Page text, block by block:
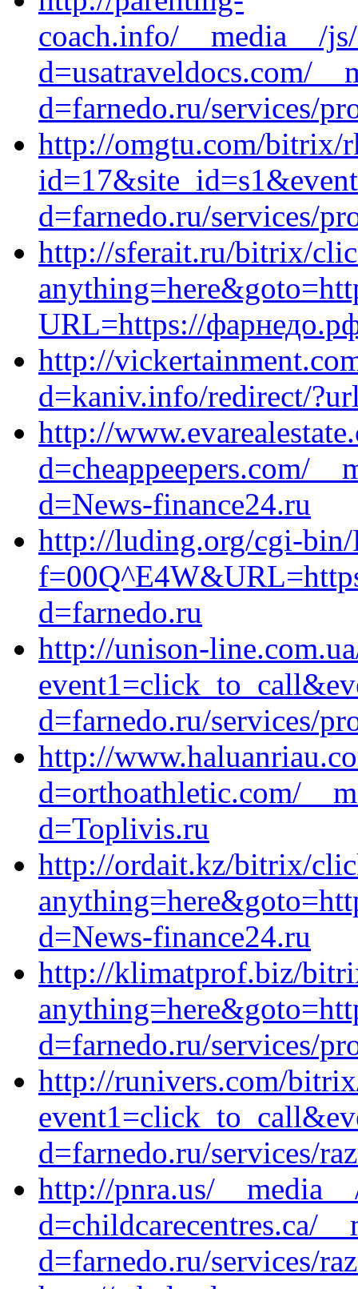
coach.info/__media__/
d=usatraveldocs.com/
d=farnedo.ru/services/
http://omgtu.com/bitrix/
d=farnedo.ru/services/
http://sferait.ru/bitrix/
URL=https://
http://
d=kaniv.info/redirect/
http://
d=cheappeepers.com/
d=News-finance24.ru
http://luding.org/cgi-bin/
d=farnedo.ru
http://unison-
d=farnedo.ru/services/
http://
d=orthoathletic.com/
d=Toplivis.ru
http://ordait.kz/bitrix/
d=News-finance24.ru
http://klimatprof.biz/
d=farnedo.ru/services/
http://runivers.com/
d=farnedo.ru/services/
http://pnra.us/
d=childcarecentres.ca/
d=farnedo.ru/services/